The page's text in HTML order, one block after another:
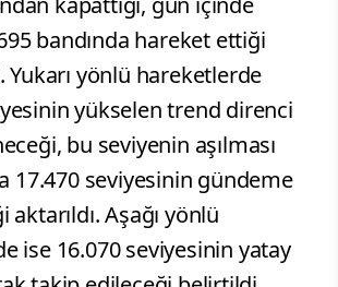
bandında hareket ettiği
Yukarı yönlü hareketlerde
yükselen trend direnci
bu seviyenin aşılması
17.470 seviyesinin gündeme
aktarıldı. Aşağı yönlü
ise 16.070 seviyesinin yatay